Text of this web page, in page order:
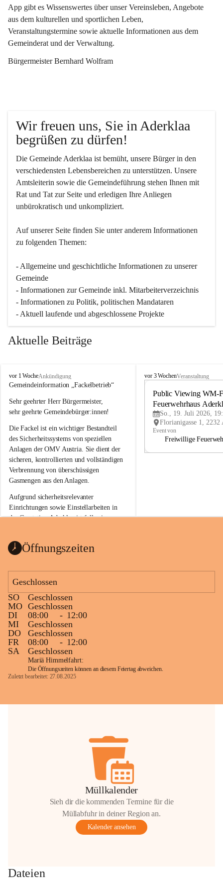
App gibt es Wissenswertes über unser Vereinsleben, Angebote
aus dem kulturellen und sportlichen Leben,
Veranstaltungstermine sowie aktuelle Informationen aus dem
Gemeinderat und der Verwaltung.
Bürgermeister Bernhard Wolfram
Wir freuen uns, Sie in Aderklaa
begrüßen zu dürfen!
Die Gemeinde Aderklaa ist bemüht, unsere Bürger in den
verschiedensten Lebensbereichen zu unterstützen. Unsere
Amtsleiterin sowie die Gemeindeführung stehen Ihnen mit
Rat und Tat zur Seite und erledigen Ihre Anliegen
unbürokratisch und unkompliziert.
Auf unserer Seite finden Sie un­ter an­de­rem Informationen
zu folgenden Themen:
- Allgemeine und geschichtliche Informationen zu unserer
Gemeinde
- Informationen zur Gemeinde inkl. Mitarbeiterverzeichnis
- Informationen zu Politik, politischen Mandataren
- Aktuell laufende und abgeschlossene Projekte
Aktuelle Beiträge
A
d
r
k
a
a
vor 1 WocheAnkündigung
Gemeindeinformation „Fackelbetrieb“
Sehr geehrter Herr Bürgermeister,
sehr geehrte Gemeindebürger:innen!
Die Fackel ist ein wichtiger Bestandteil
des Sicherheitssystems von speziellen
Anlagen der OMV Austria. Sie dient der
sicheren, kontrollierten und vollständigen
Verbrennung von überschüssigen
Gasmengen aus den Anlagen.
Aufgrund sicherheitsrelevanter
Einrichtungen sowie Einstellarbeiten in
der Gasstation Aderklaa ist fallweise
kommenden Tagen und Wochen wird
sein.
Die OMV Austria ist bemüht, für die
Bevölkerung ungewohnte, jedoch
technisch notwendige Betriebszustände so
kurz wie möglich zu halten.
Wir bitten daher die umliegende
Bevölkerung um Verständnis.
Glück Auf!
GmbH
anrainer-service@omv.com
Bei Fragen, Anliegen oder Beschwerden.
Wartungsarbeiten
A
vor 3 WochenVeranstaltung
Public Viewing WM-
Feuerwehrhaus
So., 19. Juli 2026,
Event von
Freiwillige
Öffnungszeiten
Geschlossen
SO
Geschlossen
MO Geschlossen
DI
08:00 - 12:00
MI
Geschlossen
DO
Geschlossen
FR
08:00 - 12:00
SA
Geschlossen
Mariä Himmelfahrt:
Die Öffnungszeiten können an diesem Feiertag abweichen.
Zuletzt bearbeitet: 27.08.2025
Müllkalender
Sieh dir die kommenden Termine für die
Müllabfuhr in deiner Region an.
Kalender ansehen
Dateien